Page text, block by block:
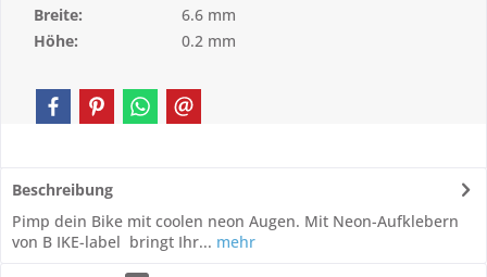
Breite:
6.6 mm
Höhe:
0.2 mm
Beschreibung
Pimp dein Bike mit coolen neon Augen. Mit Neon-Aufklebern
von B IKE-label bringt Ihr... mehr